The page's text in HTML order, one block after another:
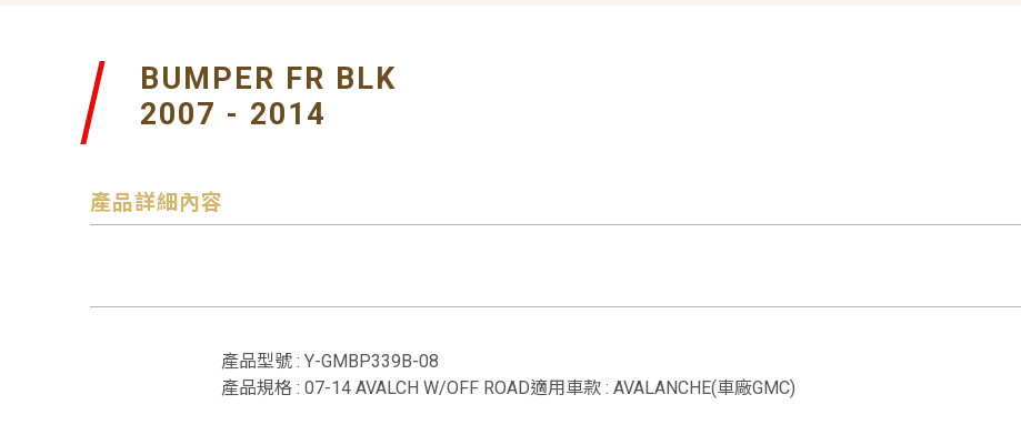
BUMPER FR BLK
2007 - 2014
產品詳細內容
產品型號 : Y-GMBP339B-08
產品規格 : 07-14 AVALCH W/OFF ROAD適用車款 : AVALANCHE(車廠GMC)